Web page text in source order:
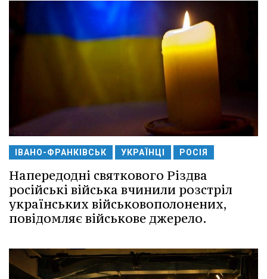
ІВАНО-ФРАНКІВСЬК УКРАЇНЦІ РОСІЯ
Напередодні святкового Різдва
російські війська вчинили розстріл
українських військовополонених,
повідомляє військове джерело.